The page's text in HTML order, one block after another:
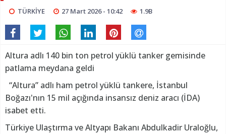
TÜRKİYE 27 Mart 2026 - 10:42 1.9B
Altura adlı 140 bin ton petrol yüklü tanker gemisinde
patlama meydana geldi
“Altura” adlı ham petrol yüklü tankere, İstanbul
Boğazı'nın 15 mil açığında insansız deniz aracı (İDA)
isabet etti.
Türkiye Ulaştırma ve Altyapı Bakanı Abdulkadir Uraloğlu,